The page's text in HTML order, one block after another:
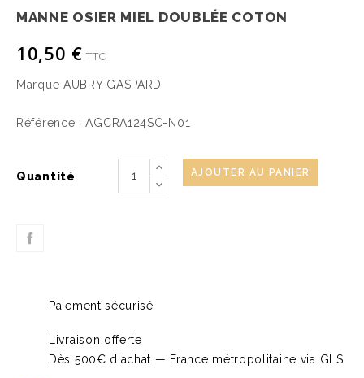
MANNE OSIER MIEL DOUBLÉE COTON
10,50 € TTC
Marque AUBRY GASPARD
Référence : AGCRA124SC-N01
Quantité AJOUTER AU PANIER
Paiement sécurisé
Livraison offerte
Dès 500€ d'achat — France métropolitaine via GLS